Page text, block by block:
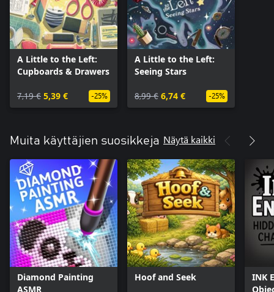
A Little to the Left:
Cupboards & Drawers
7,19 € 5,39 € -25%
A Little to the Left:
Seeing Stars
8,99 € 6,74 € -25%
Muita käyttäjien suosikkeja Näytä kaikki
Diamond Painting
ASMR
Hoof and Seek
INK